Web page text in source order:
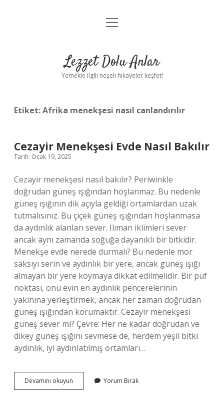
Anasayfa
Yasal Uyarı
menüyü
Lezzet Dolu Anlar
Yemekle ilgili neşeli hikayeler keşfet!
Etiket:Afrika menekşesi nasıl canlandırılır
Cezayir Menekşesi Evde Nasıl Bakılır
Tarih: Ocak 19, 2025
Cezayir menekşesi nasıl bakılır? Periwinkle
doğrudan güneş ışığından hoşlanmaz. Bu nedenle
güneş ışığının dik açıyla geldiği ortamlardan uzak
tutmalısınız. Bu çiçek güneş ışığından hoşlanmasa
da aydınlık alanları sever. Ilıman iklimleri sever
ancak aynı zamanda soğuğa dayanıklı bir bitkidir.
Menekşe evde nerede durmalı? Bu nedenle mor
saksıyı serin ve aydınlık bir yere, ancak güneş ışığı
almayan bir yere koymaya dikkat edilmelidir. Bir püf
noktası, onu evin en aydınlık pencerelerinin
yakınına yerleştirmek, ancak her zaman doğrudan
güneş ışığından korumaktır. Cezayir menekşesi
güneş sever mi? Çevre: Her ne kadar doğrudan ve
dikey güneş ışığını sevmese de, herdem yeşil bitki
aydınlık, iyi aydınlatılmış ortamları…
Devamını okuyun
Menekşesi
Yorum Bırak